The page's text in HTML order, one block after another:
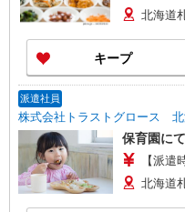
北海道
キープ
派遣社員
株式会社トラストグロース 北
保育園に
【派
北海道